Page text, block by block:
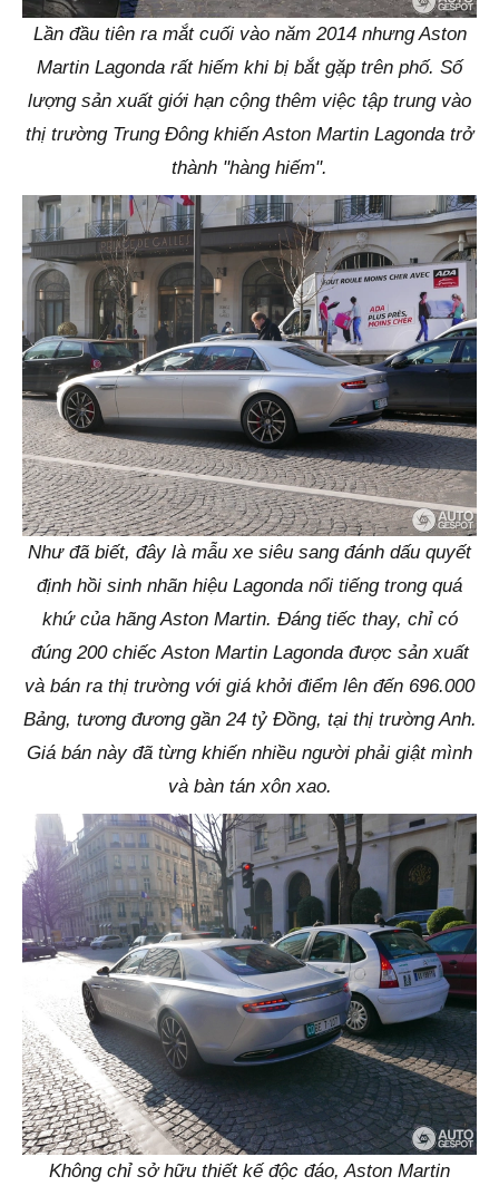
Lần đầu tiên ra mắt cuối vào năm 2014 nhưng Aston
Martin Lagonda rất hiếm khi bị bắt gặp trên phố. Số
lượng sản xuất giới hạn cộng thêm việc tập trung vào
thị trường Trung Đông khiến Aston Martin Lagonda trở
thành "hàng hiếm".
Như đã biết, đây là mẫu xe siêu sang đánh dấu quyết
định hồi sinh nhãn hiệu Lagonda nổi tiếng trong quá
khứ của hãng Aston Martin. Đáng tiếc thay, chỉ có
đúng 200 chiếc Aston Martin Lagonda được sản xuất
và bán ra thị trường với giá khởi điểm lên đến 696.000
Bảng, tương đương gần 24 tỷ Đồng, tại thị trường Anh.
Giá bán này đã từng khiến nhiều người phải giật mình
và bàn tán xôn xao.
Không chỉ sở hữu thiết kế độc đáo, Aston Martin